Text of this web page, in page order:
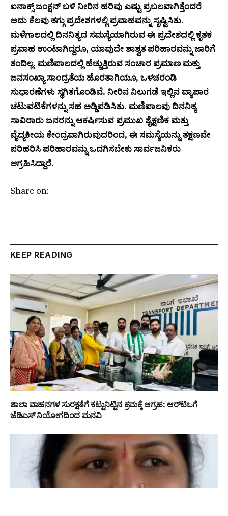
ಐನಾಕ್ಸ್ ಜಂಕ್ಷನ್ ಬಳಿ ನೀರಿನ ಹರಿವು ಎಷ್ಟು ಪ್ರಬಲವಾಗಿತ್ತೆಂದರೆ
ಅದು ಕೆಲವು ತಗ್ಗು ಪ್ರದೇಶಗಳಲ್ಲಿ ಪ್ರವಾಹವನ್ನು ಸೃಷ್ಟಿಸಿತು.
ಮಳೆಗಾಲದಲ್ಲಿ ದಿನನಿತ್ಯದ ಸಮಸ್ಯೆಯಾಗಿರುವ ಈ ಪ್ರದೇಶದಲ್ಲಿ ಕೃತಕ
ಪ್ರವಾಹ ಉಂಟಾಗಿದ್ದರೂ, ಯಾವುದೇ ಶಾಶ್ವತ ಪರಿಹಾರವನ್ನು ಜಾರಿಗೆ
ತಂದಿಲ್ಲ. ಮಣಿಪಾಲದಲ್ಲಿ ಹೆಚ್ಚುತ್ತಿರುವ ಸಂಚಾರ ಪ್ರಮಾಣ ಮತ್ತು
ಜನಸಂಖ್ಯಾ ಸಾಂದ್ರತೆಯ ಹೊರತಾಗಿಯೂ, ಒಳಚರಂಡಿ
ಸುಧಾರಣೆಗಳು ಸ್ಥಗಿತಗೊಂಡಿವೆ. ನೀರಿನ ನಿಲುಗಡೆ ಇಲ್ಲಿನ ವ್ಯಾಪಾರ
ಚಟುವಟಿಕೆಗಳನ್ನು ಸಹ ಅಡ್ಡಿಪಡಿಸಿತು. ಮಣಿಪಾಲವು ದಿನನಿತ್ಯ
ಸಾವಿರಾರು ಜನರನ್ನು ಆಕರ್ಷಿಸುವ ಪ್ರಮುಖ ಶೈಕ್ಷಣಿಕ ಮತ್ತು
ವೈದ್ಯಕೀಯ ಕೇಂದ್ರವಾಗಿರುವುದರಿಂದ, ಈ ಸಮಸ್ಯೆಯನ್ನು ತಕ್ಷಣವೇ
ಪರಿಹರಿಸಿ ಪರಿಹಾರವನ್ನು ಒದಗಿಸಬೇಕು ಸಾರ್ವಜನಿಕರು
ಆಗ್ರಹಿಸಿದ್ದಾರೆ.
Share on:
KEEP READING
ಶಾಲಾ ವಾಹನಗಳ ಸುರಕ್ಷತೆಗೆ ಕಟ್ಟುನಿಟ್ಟಿನ ಕ್ರಮಕ್ಕೆ ಆಗ್ರಹ: ಆರ್‌ಟಿಒಗೆ
ಜೆಡಿಎಸ್ ನಿಯೋಗದಿಂದ ಮನವಿ